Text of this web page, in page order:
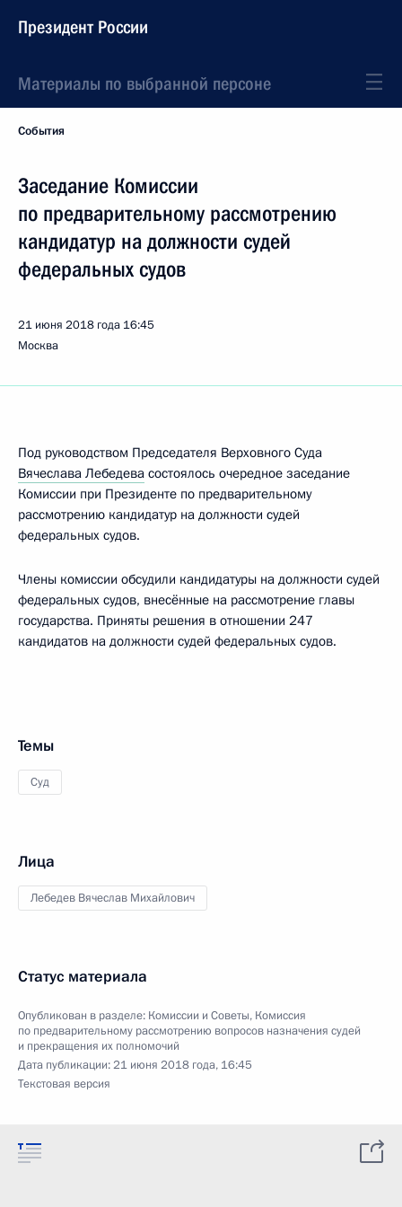
Президент России
Материалы по выбранной персоне
События
Заседание Комиссии
по предварительному рассмотрению
кандидатур на должности судей
федеральных судов
21 июня 2018 года 16:45
Москва
Под руководством Председателя Верховного Суда
Вячеслава Лебедева состоялось очередное заседание
Комиссии при Президенте по предварительному
рассмотрению кандидатур на должности судей
федеральных судов.
Члены комиссии обсудили кандидатуры на должности судей
федеральных судов, внесённые на рассмотрение главы
государства. Приняты решения в отношении 247
кандидатов на должности судей федеральных судов.
Темы
Суд
Лица
Лебедев Вячеслав Михайлович
Статус материала
Опубликован в разделе: Комиссии и Советы, Комиссия
по предварительному рассмотрению вопросов назначения судей
и прекращения их полномочий
Дата публикации:21 июня 2018 года, 16:45
Текстовая версия